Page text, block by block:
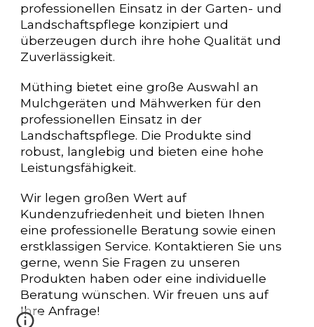
professionellen Einsatz in der Garten- und
Landschaftspflege konzipiert und
überzeugen durch ihre hohe Qualität und
Zuverlässigkeit.
Müthing bietet eine große Auswahl an
Mulchgeräten und Mähwerken für den
professionellen Einsatz in der
Landschaftspflege. Die Produkte sind
robust, langlebig und bieten eine hohe
Leistungsfähigkeit.
Wir legen großen Wert auf
Kundenzufriedenheit und bieten Ihnen
eine professionelle Beratung sowie einen
erstklassigen Service. Kontaktieren Sie uns
gerne, wenn Sie Fragen zu unseren
Produkten haben oder eine individuelle
Beratung wünschen. Wir freuen uns auf
Ihre Anfrage!